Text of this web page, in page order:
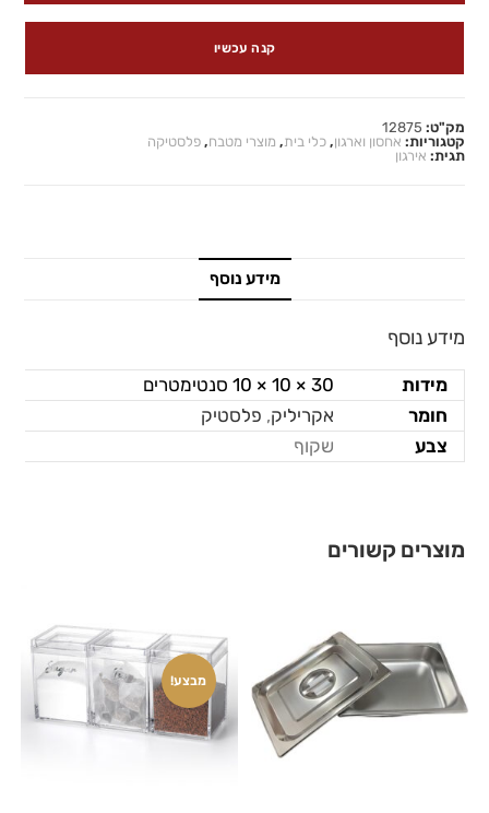
קנה עכשיו
מק"ט: 12875
קטגוריות: אחסון וארגון,כלי בית, מוצרי מטבח,פלסטיקה
תגית: אירגון
מידע נוסף
מידע נוסף
מידות
30 × 10 × 10 סנטימטרים
חומר
אקריליק, פלסטיק
צבע
שקוף
מוצרים קשורים
מבצע!